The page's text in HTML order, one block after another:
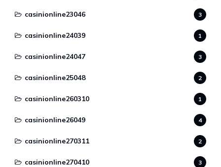
casinionline23046 3
casinionline24039 1
casinionline24047 3
casinionline25048 2
casinionline260310 1
casinionline26049 4
casinionline270311 2
casinionline270410 3